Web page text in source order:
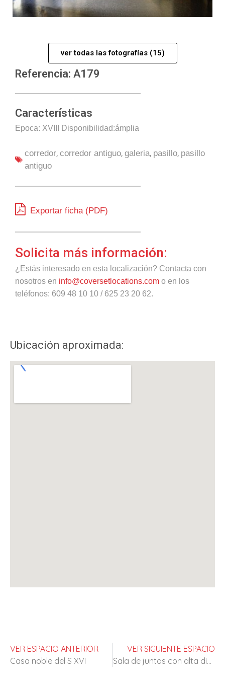
ver todas las fotografías (15)
Referencia: A179
Características
Epoca: XVIII Disponibilidad:ámplia
corredor, corredor antiguo, galeria, pasillo, pasillo
antiguo
Exportar ficha (PDF)
Solicita más información:
¿Estás interesado en esta localización? Contacta con
nosotros en info@coversetlocations.com o en los
teléfonos: 609 48 10 10 / 625 23 20 62.
Ubicación aproximada:
VER ESPACIO ANTERIOR
Casa noble del S XVI
VER SIGUIENTE ESPACIO
Sala de juntas con alta disponibilidad